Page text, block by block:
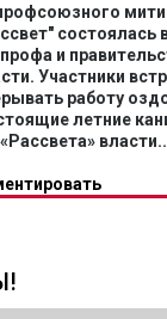
состоялась
и
Участники
работу
летние